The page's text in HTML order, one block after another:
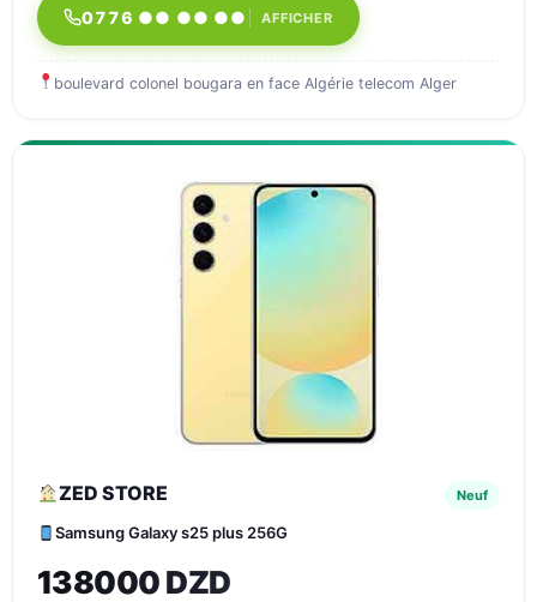
0776 ●● ●● ●● AFFICHER
boulevard colonel bougara en face Algérie telecom Alger
ZED STORE Neuf
Samsung Galaxy s25 plus 256G
138000 DZD